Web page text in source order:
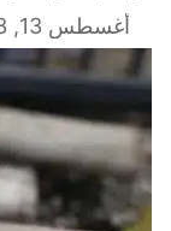
أغسطس 13, 2023